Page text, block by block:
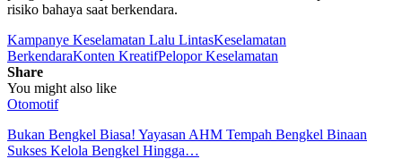
risiko bahaya saat berkendara.
Kampanye Keselamatan Lalu LintasKeselamatan
BerkendaraKonten KreatifPelopor Keselamatan
Share
You might also like
Otomotif
Bukan Bengkel Biasa! Yayasan AHM Tempah Bengkel Binaan
Sukses Kelola Bengkel Hingga…